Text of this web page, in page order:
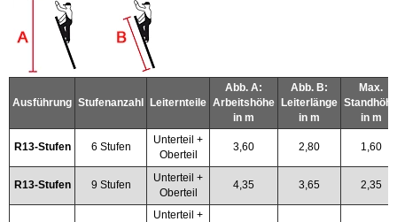
Ausführung Stufenanzahl Leiternteile
Abb. A:
Arbeitshöhe
in m
Abb. B:
Leiterlänge
in m
Max.
Standhöhe
in m
R13-Stufen 6 Stufen
Unterteil +
Oberteil
3,60 2,80 1,60
R13-Stufen 9 Stufen
Unterteil +
Oberteil
4,35 3,65 2,35
Unterteil +